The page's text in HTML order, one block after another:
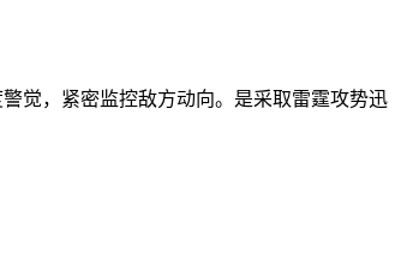
觉，紧密监控敌方动向。是采取雷霆攻势迅